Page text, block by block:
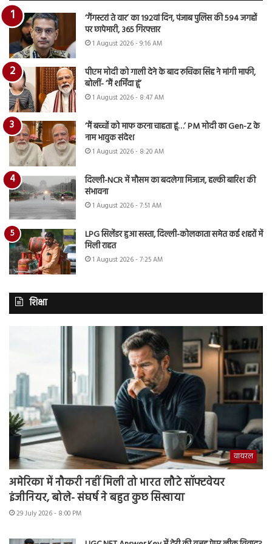
‘गैंगस्टरां ते वार’ का 192वां दिन, पंजाब पुलिस की 594 जगहों
पर छापेमारी, 365 गिरफ्तार
1 August 2026 - 9:16 AM
पीएम मोदी को गाली देने के बाद रुचिका सिंह ने मांगी माफी,
बोलीं- ‘मैं शर्मिंदा हूं’
1 August 2026 - 8:47 AM
‘मैं बच्चों को माफ करना चाहता हूं…’ PM मोदी का Gen-Z के
नाम भावुक संदेश
1 August 2026 - 8:20 AM
दिल्ली-NCR में मौसम का बदलेगा मिजाज, हल्की बारिश की
संभावना
1 August 2026 - 7:51 AM
LPG सिलेंडर हुआ सस्ता, दिल्ली-कोलकाता समेत कई शहरों में
मिली राहत
1 August 2026 - 7:25 AM
शिक्षा
वायरल
अमेरिका में नौकरी नहीं मिली तो भारत लौटे सॉफ्टवेयर
इंजीनियर, बोले- संघर्ष ने बहुत कुछ सिखाया
29 July 2026 - 8:00 PM